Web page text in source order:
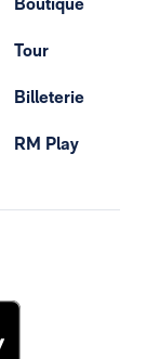
Tour
Billeterie
RM Play